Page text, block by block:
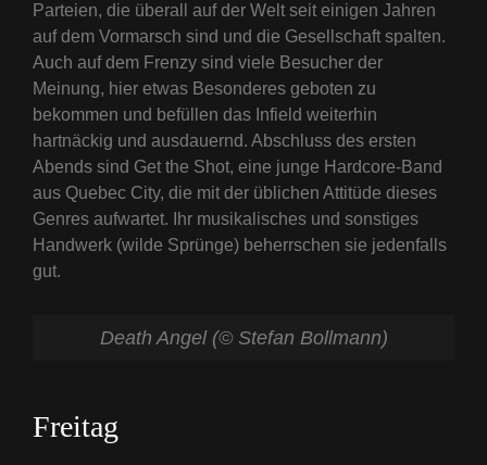
Parteien, die überall auf der Welt seit einigen Jahren
auf dem Vormarsch sind und die Gesellschaft spalten.
Auch auf dem Frenzy sind viele Besucher der
Meinung, hier etwas Besonderes geboten zu
bekommen und befüllen das Infield weiterhin
hartnäckig und ausdauernd. Abschluss des ersten
Abends sind Get the Shot, eine junge Hardcore-Band
aus Quebec City, die mit der üblichen Attitüde dieses
Genres aufwartet. Ihr musikalisches und sonstiges
Handwerk (wilde Sprünge) beherrschen sie jedenfalls
gut.
Death Angel (© Stefan Bollmann)
Freitag